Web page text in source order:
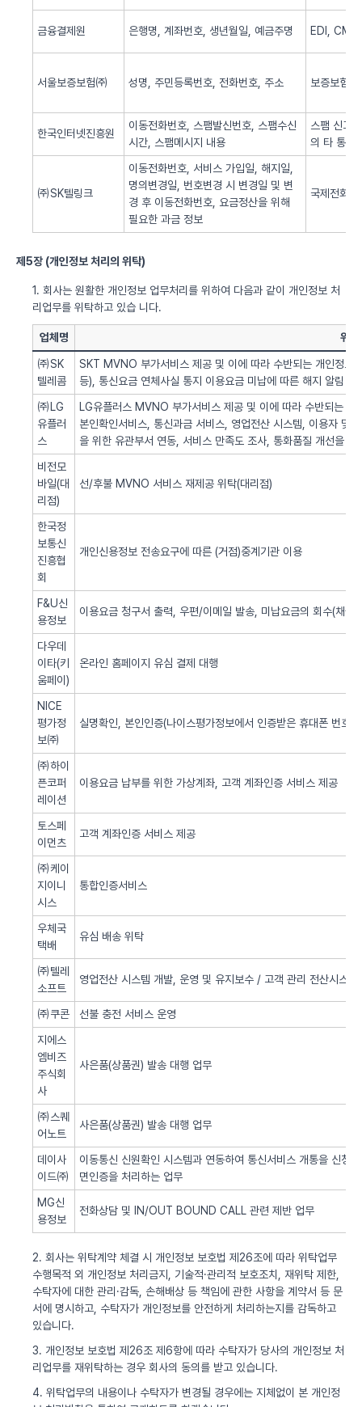
금융결제원 은행명, 계좌번호, 생년월일, 예금주명 EDI, CMS
서울보증보험㈜ 성명, 주민등록번호, 전화번호, 주소 보증보험
한국인터넷진흥원
이동전화번호, 스팸발신번호, 스팸수신
시간, 스팸메시지 내용
스팸 신고
의 타 통신
㈜SK텔링크
이동전화번호, 서비스 가입일, 해지일,
명의변경일, 번호변경 시 변경일 및 변
경 후 이동전화번호, 요금정산을 위해
필요한 과금 정보
국제전화
제5장 (개인정보 처리의 위탁)
1. 회사는 원활한 개인정보 업무처리를 위하여 다음과 같이 개인정보 처
리업무를 위탁하고 있습 니다.
업체명 위탁
㈜SK
텔레콤
SKT MVNO 부가서비스 제공 및 이에 따라 수반되는 개인정보
등), 통신요금 연체사실 통지 이용요금 미납에 따른 해지 알림 업
㈜LG
유플러
스
LG유플러스 MVNO 부가서비스 제공 및 이에 따라 수반되는
본인확인서비스, 통신과금 서비스, 영업전산 시스템, 이용자 및
을 위한 유관부서 연동, 서비스 만족도 조사, 통화품질 개선을 위
비전모
바일(대
리점)
선/후불 MVNO 서비스 재제공 위탁(대리점)
한국정
보통신
진흥협
회
개인신용정보 전송요구에 따른 (거점)중계기관 이용
F&U신
용정보
이용요금 청구서 출력, 우편/이메일 발송, 미납요금의 회수(채권
다우데
이타(키
움페이)
온라인 홈페이지 유심 결제 대행
NICE
평가정
보㈜
실명확인, 본인인증(나이스평가정보에서 인증받은 휴대폰 번호
㈜하이
픈코퍼
레이션
이용요금 납부를 위한 가상계좌, 고객 계좌인증 서비스 제공
토스페
이먼츠
고객 계좌인증 서비스 제공
㈜케이
지이니
시스
통합인증서비스
우체국
택배
유심 배송 위탁
㈜텔레
소프트
영업전산 시스템 개발, 운영 및 유지보수 / 고객 관리 전산시스
㈜쿠콘
선불 충전 서비스 운영
지에스
엠비즈
주식회
사
사은품(상품권) 발송 대행 업무
㈜스퀘
어노트
사은품(상품권) 발송 대행 업무
데이사
이드㈜
이동통신 신원확인 시스템과 연동하여 통신서비스 개통을 신청
면인증을 처리하는 업무
MG신
용정보
전화상담 및 IN/OUT BOUND CALL 관련 제반 업무
2. 회사는 위탁계약 체결 시 개인정보 보호법 제26조에 따라 위탁업무
수행목적 외 개인정보 처리금지, 기술적·관리적 보호조치, 재위탁 제한,
수탁자에 대한 관리·감독, 손해배상 등 책임에 관한 사항을 계약서 등 문
서에 명시하고, 수탁자가 개인정보를 안전하게 처리하는지를 감독하고
있습니다.
3. 개인정보 보호법 제26조 제6항에 따라 수탁자가 당사의 개인정보 처
리업무를 재위탁하는 경우 회사의 동의를 받고 있습니다.
4. 위탁업무의 내용이나 수탁자가 변경될 경우에는 지체없이 본 개인정